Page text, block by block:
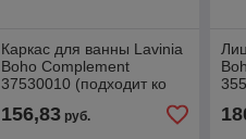
Каркас для ванны Lavinia
Boho Complement
37530010 (подходит ко
коллекции Aveo и
156,83руб.